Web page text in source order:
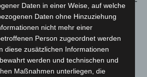
Daten in einer Weise, auf welche
Daten ohne Hinzuziehung
nicht mehr einer
Person zugeordnet werden
diese zusätzlichen Informationen
werden und technischen und
Maßnahmen unterliegen, die